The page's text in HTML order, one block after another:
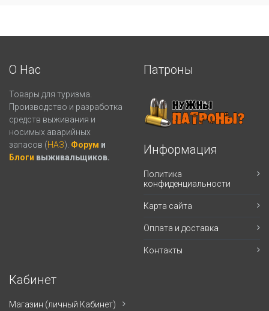
О Нас
Товары для туризма.
Производство и разработка
средств выживания и
носимых аварийных
запасов (НАЗ). Форум и
Блоги выживальщиков.
Патроны
Информация
Политика
конфиденциальности
Карта сайта
Оплата и доставка
Контакты
Кабинет
Магазин (личный Кабинет)